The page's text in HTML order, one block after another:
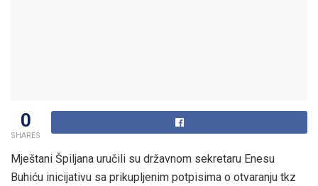
0
SHARES
Mještani Špiljana uručili su državnom sekretaru Enesu
Buhiću inicijativu sa prikupljenim potpisima o otvaranju tkz